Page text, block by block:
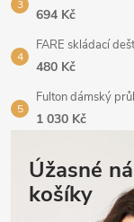
694 Kč
FARE skládací
480 Kč
Fulton dámský
1 030 Kč
Úžasné
košíky